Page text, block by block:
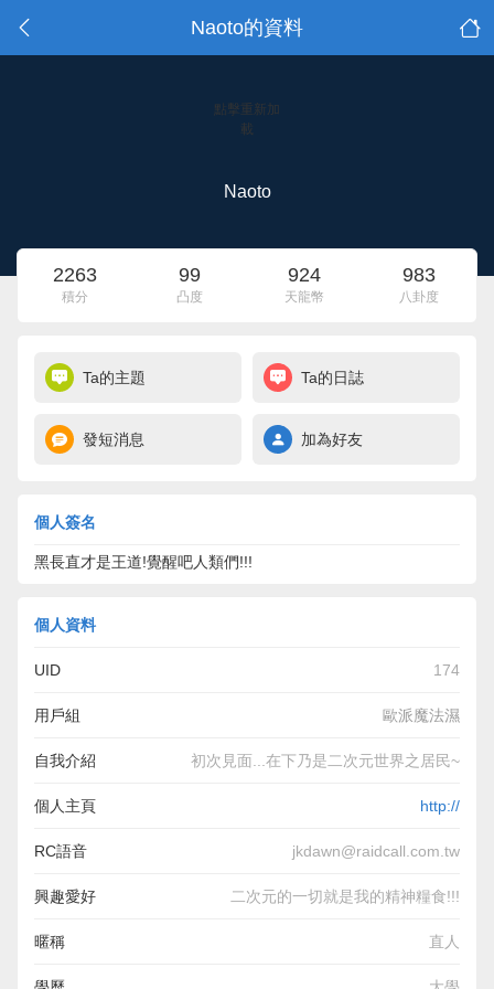
Naoto的資料
點擊重新加
載
Naoto
2263
積分
99
凸度
924
天龍幣
983
八卦度
Ta的主題 Ta的日誌
發短消息 加為好友
個人簽名
黑長直才是王道!覺醒吧人類們!!!
個人資料
UID 174
用戶組 歐派魔法濕
自我介紹 初次見面...在下乃是二次元世界之居民~
現正就讀於新•異人類實驗大學大學部...
個人主頁 http://
RC語音 jkdawn@raidcall.com.tw
興趣愛好 二次元的一切就是我的精神糧食!!!
最近偶爾接觸一下三次元的日劇...
暱稱 直人